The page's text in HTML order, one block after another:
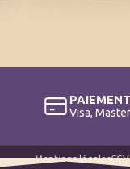
Visa,
Mentions légalesCGV